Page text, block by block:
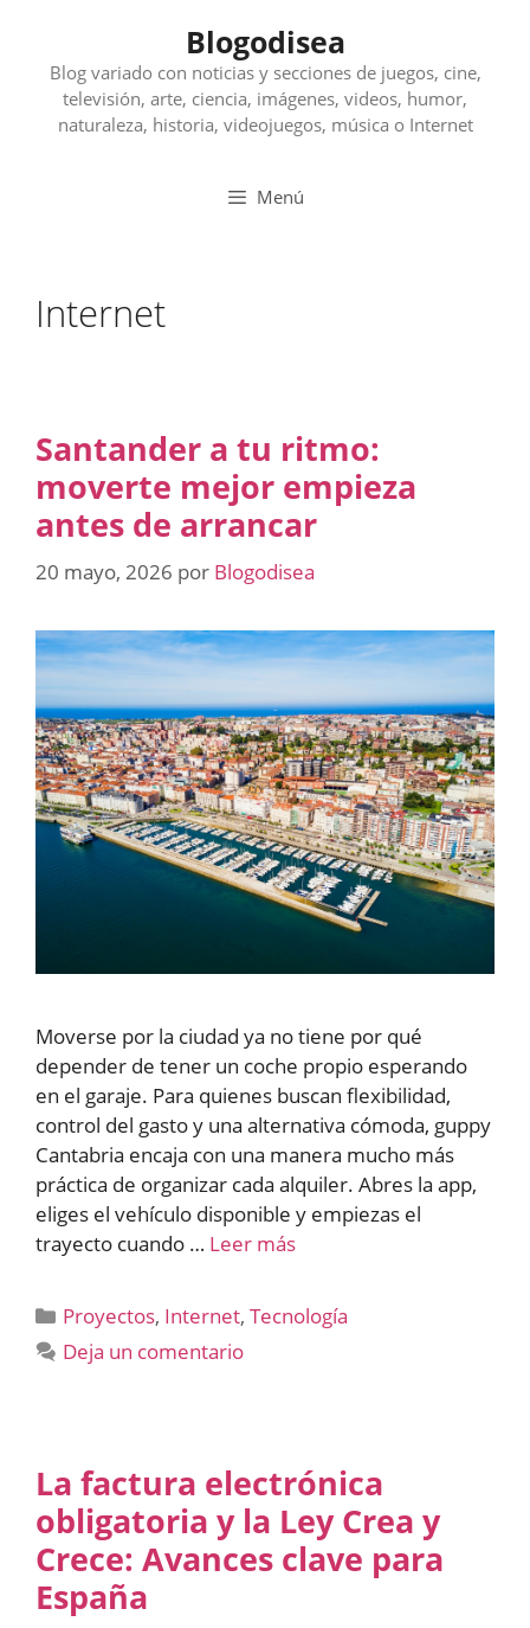
contenido
Blogodisea
Blog variado con noticias y secciones de juegos, cine,
televisión, arte, ciencia, imágenes, videos, humor,
naturaleza, historia, videojuegos, música o Internet
Menú
Internet
Santander a tu ritmo:
moverte mejor empieza
antes de arrancar
20 mayo, 2026 por Blogodisea
Moverse por la ciudad ya no tiene por qué
depender de tener un coche propio esperando
en el garaje. Para quienes buscan flexibilidad,
control del gasto y una alternativa cómoda, guppy
Cantabria encaja con una manera mucho más
práctica de organizar cada alquiler. Abres la app,
eliges el vehículo disponible y empiezas el
trayecto cuando … Leer más
Categorías
Proyectos, Internet,Tecnología
Deja un comentario
La factura electrónica
obligatoria y la Ley Crea y
Crece: Avances clave para
España